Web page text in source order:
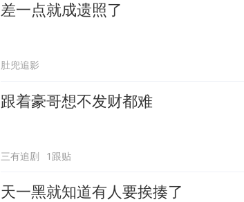
差一点就成遗照了
肚兜追影
跟着豪哥想不发财都难
三有追剧 1跟贴
天一黑就知道有人要挨揍了